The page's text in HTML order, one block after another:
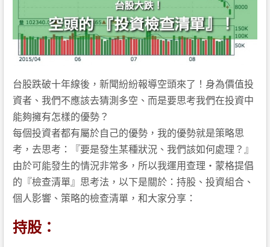
台股跌破十年線後，新聞紛紛報導空頭來了！身為價值投
資者、我們不應該去猜測多空、而是要思考我們在投資中
能夠擁有怎樣的優勢？
每個投資者都有屬於自己的優勢，我的優勢就是策略思
考，去思考：『要是發生某種狀況、我們該如何處理？』
由於可能發生的情況非常多，所以我運用查理・蒙格提倡
的『檢查清單』思考法，以下是關於：持股、投資組合、
個人影響、策略的檢查清單，和大家分享：
持股：